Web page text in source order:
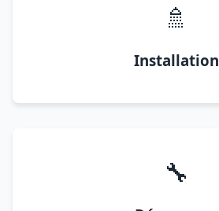
🚿
Installation
🔧